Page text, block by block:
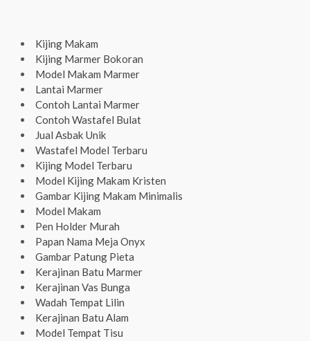
Kijing Makam
Kijing Marmer Bokoran
Model Makam Marmer
Lantai Marmer
Contoh Lantai Marmer
Contoh Wastafel Bulat
Jual Asbak Unik
Wastafel Model Terbaru
Kijing Model Terbaru
Model Kijing Makam Kristen
Gambar Kijing Makam Minimalis
Model Makam
Pen Holder Murah
Papan Nama Meja Onyx
Gambar Patung Pieta
Kerajinan Batu Marmer
Kerajinan Vas Bunga
Wadah Tempat Lilin
Kerajinan Batu Alam
Model Tempat Tisu